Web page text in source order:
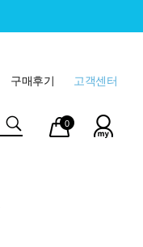
고객센터
구매후기
마이
페이
장바
구니
0